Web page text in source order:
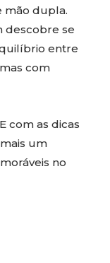
mão dupla.
descobre se
entre
com
com as dicas
um
no